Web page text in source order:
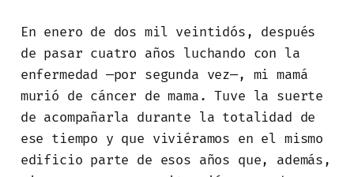
En enero de dos mil veintidós, después
de pasar cuatro años luchando con la
enfermedad —por segunda vez—, mi mamá
murió de cáncer de mama. Tuve la suerte
de acompañarla durante la totalidad de
ese tiempo y que viviéramos en el mismo
edificio parte de esos años que, además,